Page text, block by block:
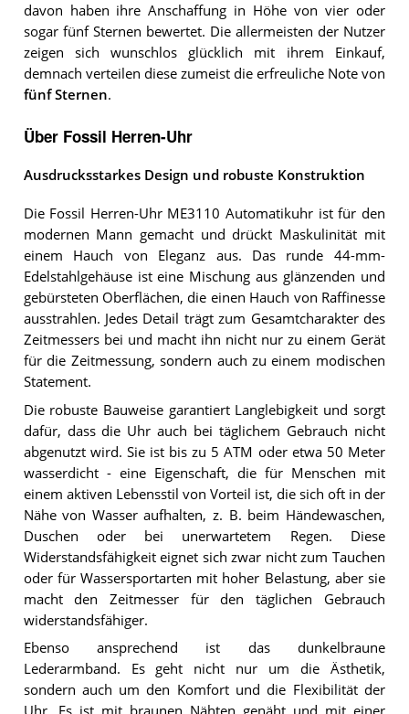
davon haben ihre Anschaffung in Höhe von vier oder
sogar fünf Sternen bewertet. Die allermeisten der Nutzer
zeigen sich wunschlos glücklich mit ihrem Einkauf,
demnach verteilen diese zumeist die erfreuliche Note von
fünf Sternen.
Über Fossil Herren-Uhr
Ausdrucksstarkes Design und robuste Konstruktion
Die Fossil Herren-Uhr ME3110 Automatikuhr ist für den
modernen Mann gemacht und drückt Maskulinität mit
einem Hauch von Eleganz aus. Das runde 44-mm-
Edelstahlgehäuse ist eine Mischung aus glänzenden und
gebürsteten Oberflächen, die einen Hauch von Raffinesse
ausstrahlen. Jedes Detail trägt zum Gesamtcharakter des
Zeitmessers bei und macht ihn nicht nur zu einem Gerät
für die Zeitmessung, sondern auch zu einem modischen
Statement.
Die robuste Bauweise garantiert Langlebigkeit und sorgt
dafür, dass die Uhr auch bei täglichem Gebrauch nicht
abgenutzt wird. Sie ist bis zu 5 ATM oder etwa 50 Meter
wasserdicht - eine Eigenschaft, die für Menschen mit
einem aktiven Lebensstil von Vorteil ist, die sich oft in der
Nähe von Wasser aufhalten, z. B. beim Händewaschen,
Duschen oder bei unerwartetem Regen. Diese
Widerstandsfähigkeit eignet sich zwar nicht zum Tauchen
oder für Wassersportarten mit hoher Belastung, aber sie
macht den Zeitmesser für den täglichen Gebrauch
widerstandsfähiger.
Ebenso ansprechend ist das dunkelbraune
Lederarmband. Es geht nicht nur um die Ästhetik,
sondern auch um den Komfort und die Flexibilität der